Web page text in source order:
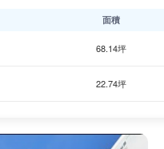
面積
68.14坪
22.74坪